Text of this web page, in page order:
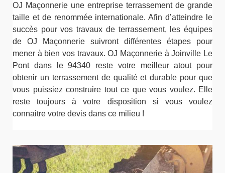
OJ Maçonnerie une entreprise terrassement de grande
taille et de renommée internationale. Afin d’atteindre le
succès pour vos travaux de terrassement, les équipes
de OJ Maçonnerie suivront différentes étapes pour
mener à bien vos travaux. OJ Maçonnerie à Joinville Le
Pont dans le 94340 reste votre meilleur atout pour
obtenir un terrassement de qualité et durable pour que
vous puissiez construire tout ce que vous voulez. Elle
reste toujours à votre disposition si vous voulez
connaitre votre devis dans ce milieu !